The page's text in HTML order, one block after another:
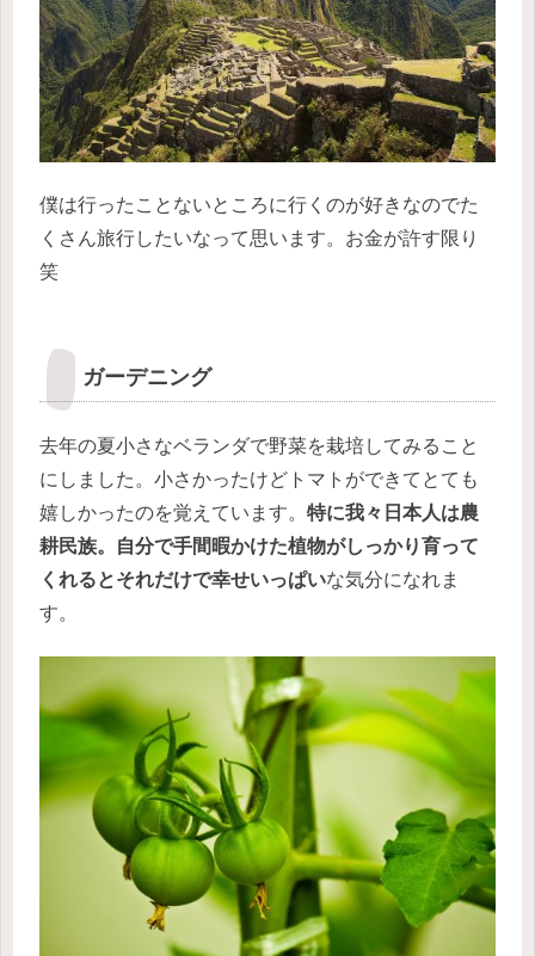
僕は行ったことないところに行くのが好きなのでた
くさん旅行したいなって思います。お金が許す限り
笑
ガーデニング
去年の夏小さなベランダで野菜を栽培してみること
にしました。小さかったけどトマトができてとても
嬉しかったのを覚えています。 特に我々日本人は農
耕民族。自分で手間暇かけた植物がしっかり育って
くれるとそれだけで幸せいっぱいな気分になれま
す。